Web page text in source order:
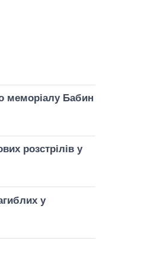
меморіалу Бабин
розстрілів у
у